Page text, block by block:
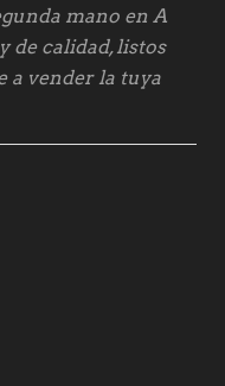
mano en A
de calidad, listos
a vender la tuya